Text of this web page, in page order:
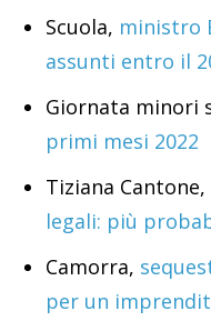
Scuola, ministro
assunti entro il
Giornata minori
primi mesi 2022
Tiziana Cantone,
legali: più
Camorra,
per un